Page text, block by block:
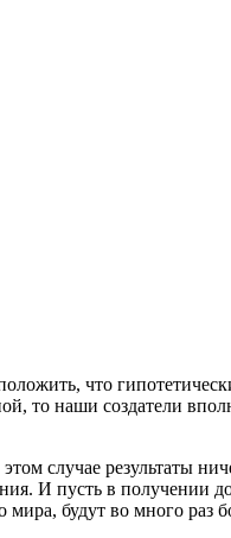
что
то наши создатели
случае результаты
И пусть в получении
будут во много раз